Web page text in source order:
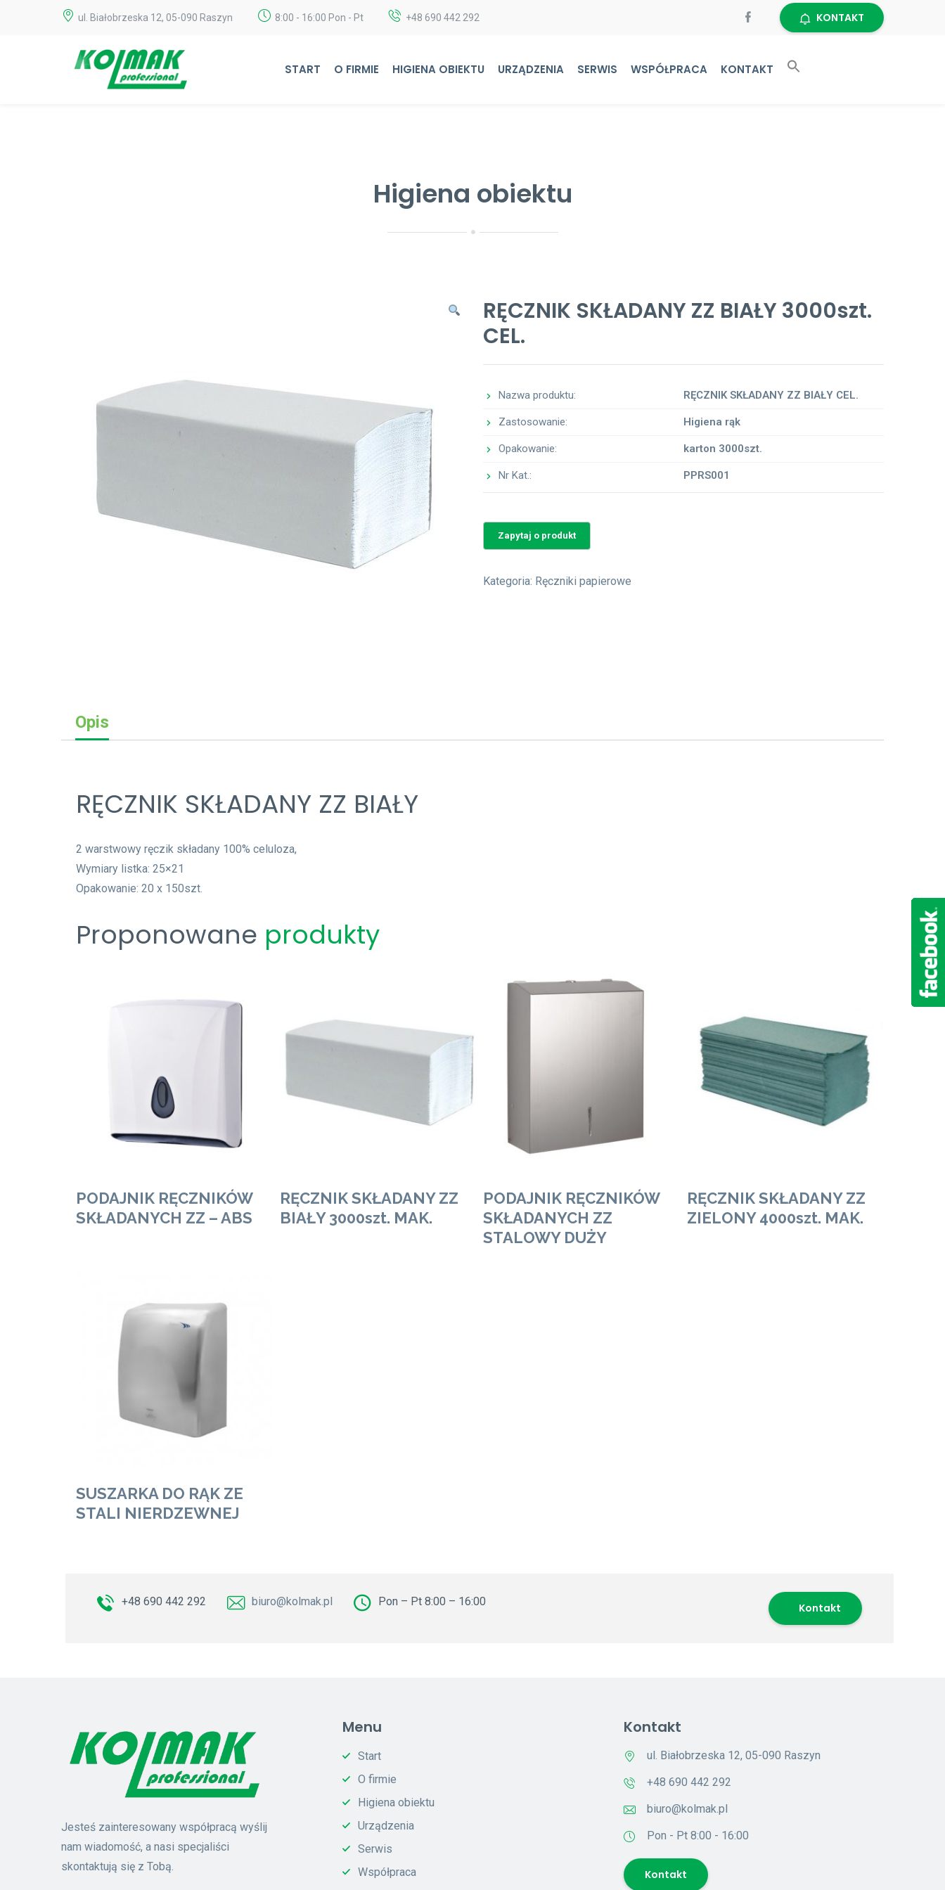
ul. Białobrzeska 12, 05-090 Raszyn 8:00 - 16:00 Pon - Pt +48 690 442 292 KONTAKT
START O FIRMIE HIGIENA OBIEKTU URZĄDZENIA SERWIS WSPÓŁPRACA KONTAKT
Higiena obiektu
RĘCZNIK SKŁADANY ZZ BIAŁY 3000szt.
CEL.
Nazwa produktu:
Zastosowanie:
Opakowanie:
Nr Kat.:
RĘCZNIK SKŁADANY ZZ BIAŁY CEL.
Higiena rąk
karton 3000szt.
PPRS001
Kategoria: Ręczniki papierowe
Opis
RĘCZNIK SKŁADANY ZZ BIAŁY
2 warstwowy ręczik składany 100% celuloza,
Wymiary listka: 25×21
Opakowanie: 20 x 150szt.
Proponowane produkty
Zobacz Więcej
PODAJNIK RĘCZNIKÓW
SKŁADANYCH ZZ – ABS
RĘCZNIK SKŁADANY ZZ
BIAŁY 3000szt. MAK.
PODAJNIK RĘCZNIKÓW
SKŁADANYCH ZZ
STALOWY DUŻY
Zobacz Więcej
RĘCZNIK SKŁADANY ZZ
ZIELONY 4000szt. MAK.
SUSZARKA DO RĄK ZE
STALI NIERDZEWNEJ
+48 690 442 292 biuro@kolmak.pl Pon – Pt 8:00 – 16:00 Kontakt
Jesteś zainteresowany współpracą wyślij
nam wiadomość, a nasi specjaliści
skontaktują się z Tobą.
Menu
Start
O firmie
Higiena obiektu
Urządzenia
Serwis
Współpraca
Kontakt
ul. Białobrzeska 12, 05-090 Raszyn
+48 690 442 292
biuro@kolmak.pl
Pon - Pt 8:00 - 16:00
Kontakt